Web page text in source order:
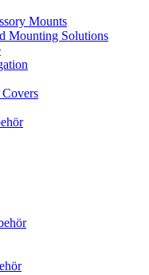
Mounts
Mounting Solutions